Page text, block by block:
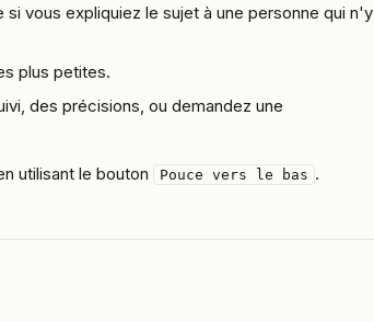
vous expliquiez le sujet à une personne qui n'y
plus petites.
des précisions, ou demandez une
utilisant le bouton Pouce vers le bas .